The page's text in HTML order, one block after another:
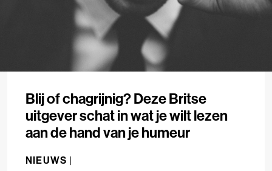
Blij of chagrijnig? Deze Britse
uitgever schat in wat je wilt lezen
aan de hand van je humeur
NIEUWS |